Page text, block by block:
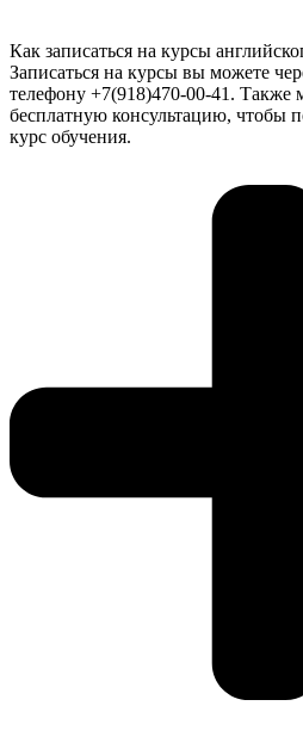
Как записаться на курсы
Записаться на курсы вы можете
телефону +7(918)470-00-41. Также
бесплатную консультацию, чтобы
курс обучения.